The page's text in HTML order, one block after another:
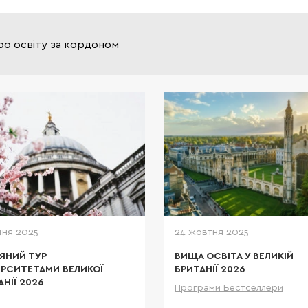
освіту за кордоном
2025
ТУР
ВЕЛИКОЇ
2026
24 жовтня 2025
ВИЩА ОСВІТА У ВЕЛИКІЙ
БРИТАНІЇ 2026
Програми Бестселлери
Освіта в Великій
еталоном якості і
багатьох іноземних
Саме тут воліють
дітей власники мульти
корпорацій і